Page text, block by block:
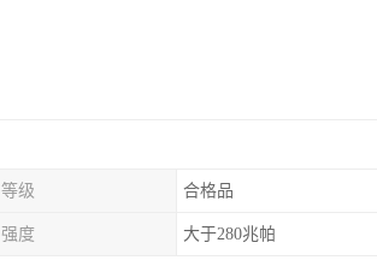
等级 合格品
强度 大于280兆帕